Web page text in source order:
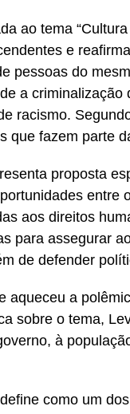
ao tema
e
pessoas do
a
racismo.
que fazem parte
proposta
entre
aos direitos
para assegurar
de defender
aqueceu a
sobre o tema,
à
como um